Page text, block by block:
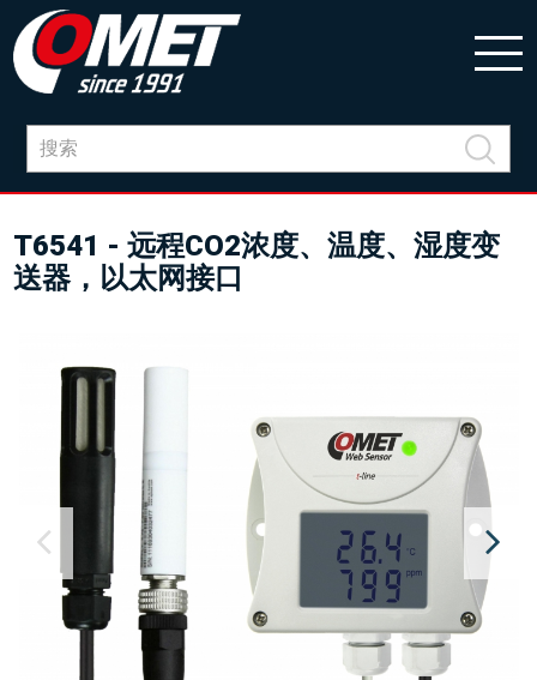
T6541 - 远程CO2浓度、温度、湿度变
送器，以太网接口